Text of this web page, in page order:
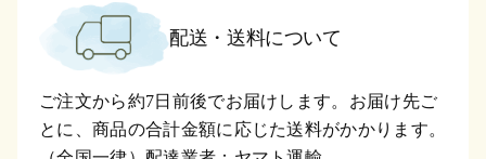
配送・送料について
ご注文から約7日前後でお届けします。お届け先ご
とに、商品の合計金額に応じた送料がかかります。